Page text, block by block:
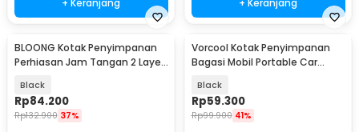
BLOONG Kotak Penyimpanan
Perhiasan Jam Tangan 2 Layer
Black
Rp84.200
Rp132.900 37%
Vorcool Kotak Penyimpanan
Bagasi Mobil Portable Car
Black
Rp59.300
Rp99.900 41%